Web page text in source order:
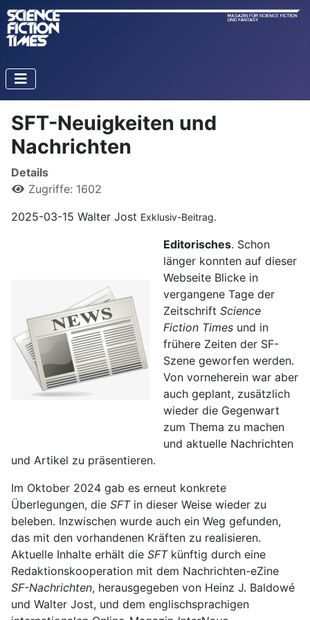
SFT-Neuigkeiten und
Nachrichten
Details
Zugriffe: 1602
2025-03-15 Walter Jost Exklusiv-Beitrag.
Editorisches. Schon
länger konnten auf dieser
Webseite Blicke in
vergangene Tage der
Zeitschrift Science
Fiction Times und in
frühere Zeiten der SF-
Szene geworfen werden.
Von vorneherein war aber
auch geplant, zusätzlich
wieder die Gegenwart
zum Thema zu machen
und aktuelle Nachrichten
und Artikel zu präsentieren.
Im Oktober 2024 gab es erneut konkrete
Überlegungen, die SFTin dieser Weise wieder zu
beleben. Inzwischen wurde auch ein Weg gefunden,
das mit den vorhandenen Kräften zu realisieren.
Aktuelle Inhalte erhält die SFTkünftig durch eine
Redaktionskooperation mit dem Nachrichten-eZine
SF-Nachrichten, herausgegeben von Heinz J. Baldowé
und Walter Jost, und dem englischsprachigen